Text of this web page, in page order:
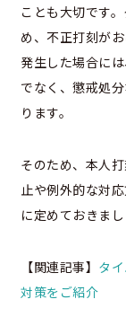
ことも大切です
め、不正打刻が
発生した場合に
でなく、懲戒処
ります。
そのため、本人
止や例外的な対
に定めておきまし
【関連記事】 タ
対策をご紹介